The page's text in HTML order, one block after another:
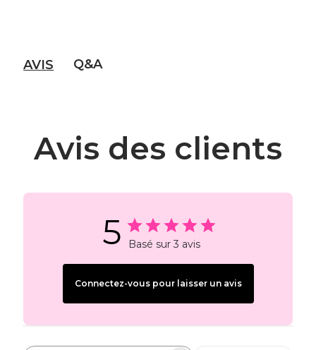
AVIS Q&A
Avis des clients
5 Basé sur 3 avis
Connectez-vous pour laisser un avis